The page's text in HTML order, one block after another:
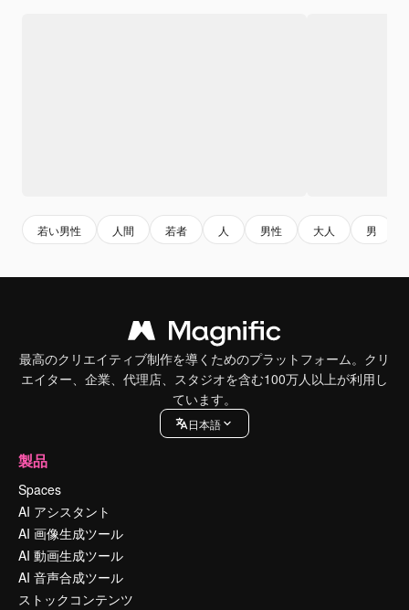
若い男性 人間 若者 人 男性 大人 男
最高のクリエイティブ制作を導くためのプラットフォーム。クリ
エイター、企業、代理店、スタジオを含む100万人以上が利用し
ています。
日本語
製品
Spaces
AI アシスタント
AI 画像生成ツール
AI 動画生成ツール
AI 音声合成ツール
ストックコンテンツ